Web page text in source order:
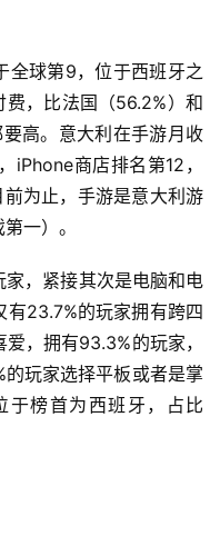
全球第9，位于西班牙之
，比法国（56.2%）和
高。意大利在手游月收
iPhone商店排名第12，
为止，手游是意大利游
一）。
，紧接其次是电脑和电
23.7%的玩家拥有跨四
，拥有93.3%的玩家，
玩家选择平板或者是掌
于榜首为西班牙，占比